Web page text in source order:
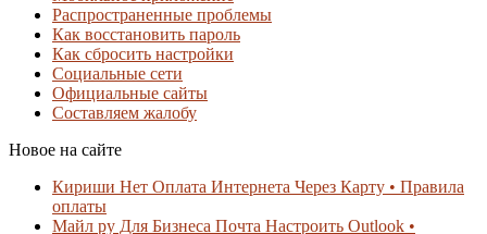
Распространенные проблемы
Как восстановить пароль
Как сбросить настройки
Социальные сети
Официальные сайты
Составляем жалобу
Новое на сайте
Кириши Нет Оплата Интернета Через Карту • Правила
оплаты
Майл ру Для Бизнеса Почта Настроить Outlook •